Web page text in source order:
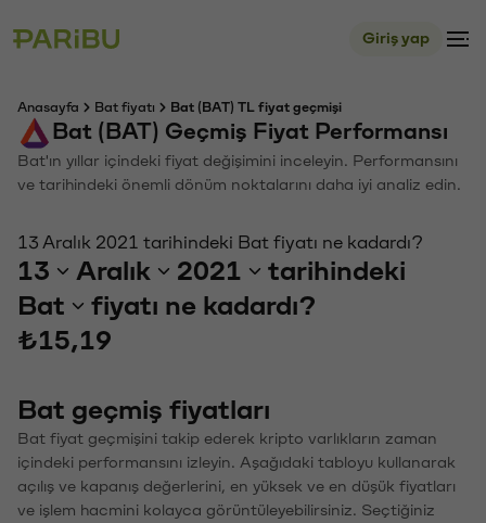
Giriş yap
Anasayfa Bat fiyatı Bat (BAT) TL fiyat geçmişi
Bat (BAT) Geçmiş Fiyat Performansı
Bat'ın yıllar içindeki fiyat değişimini inceleyin. Performansını
ve tarihindeki önemli dönüm noktalarını daha iyi analiz edin.
13 Aralık 2021 tarihindeki Bat fiyatı ne kadardı?
13 Aralık 2021
tarihindeki
Bat
fiyatı ne kadardı?
₺15,19
Bat geçmiş fiyatları
Bat fiyat geçmişini takip ederek kripto varlıkların zaman
içindeki performansını izleyin. Aşağıdaki tabloyu kullanarak
açılış ve kapanış değerlerini, en yüksek ve en düşük fiyatları
ve işlem hacmini kolayca görüntüleyebilirsiniz. Seçtiğiniz